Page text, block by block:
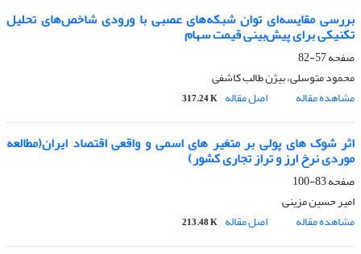
بررسی مقایسه‌‌ای توان شبکه‌های عصبی با ورودی شاخص‌های تحلیل
تکنیکی برای پیش‌بینی قیمت سهام
صفحه57-82
محمود متوسلی، بیژن طالب کاشفی
مشاهده مقاله
اصل مقاله 317.24 K
اثر شوک های پولی بر متغیر های اسمی و واقعی اقتصاد ایران(مطالعه
موردی نرخ ارز و تراز تجاری کشور)
صفحه83-100
امیر حسین مزینی
مشاهده مقاله
اصل مقاله 213.48 K